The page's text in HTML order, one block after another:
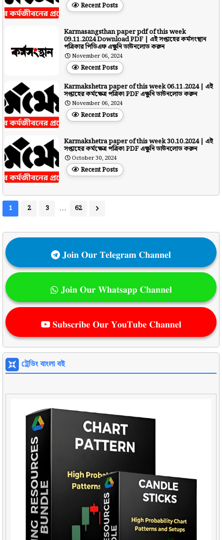
Recent Posts
Karmasangsthan paper pdf of this week
09.11.2024 Download PDF | এই সপ্তাহের কর্মসংস্থান
পত্রিকার পিডিএফ এক্ষুনি ডাউনলোড করুন
November 06, 2024
Recent Posts
Karmakshetra paper of this week 06.11.2024 | এই
সপ্তাহের কর্মক্ষেত্র পত্রিকা PDF এক্ষুনি ডাউনলোড করুন
November 06, 2024
Recent Posts
Karmakshetra paper of this week 30.10.2024 | এই
সপ্তাহের কর্মক্ষেত্র পত্রিকা PDF এক্ষুনি ডাউনলোড করুন
October 30, 2024
Recent Posts
1 2 3 ... 62
𝐉𝐨𝐢𝐧 𝐎𝐮𝐫 𝐓𝐞𝐥𝐞𝐠𝐫𝐚𝐦 𝐂𝐡𝐚𝐧𝐧𝐞𝐥
𝐉𝐨𝐢𝐧 𝐎𝐮𝐫 𝐖𝐡𝐚𝐭𝐬𝐚𝐩𝐩 𝐂𝐡𝐚𝐧𝐧𝐞𝐥
𝐒𝐮𝐛𝐬𝐜𝐫𝐢𝐛𝐞 𝐎𝐮𝐫 𝐘𝐨𝐮𝐓𝐮𝐛𝐞 𝐂𝐡𝐚𝐧𝐧𝐞𝐥
ট্রেডিং বাংলা বই